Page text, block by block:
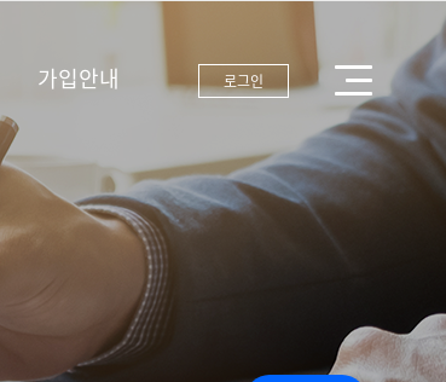
가입안내 로그인